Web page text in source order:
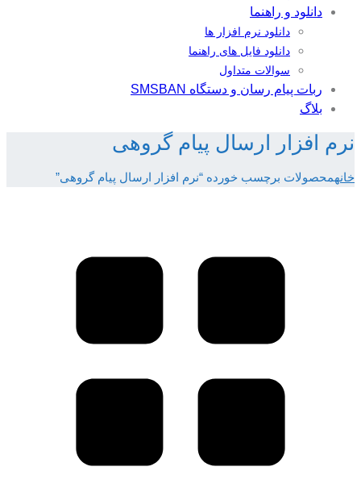
دانلود و راهنما
دانلود نرم افزار ها
دانلود فایل های راهنما
سوالات متداول
ربات پیام رسان و دستگاه SMSBAN
بلاگ
نرم افزار ارسال پیام گروهی
خانهمحصولات برچسب خورده “نرم افزار ارسال پیام گروهی”